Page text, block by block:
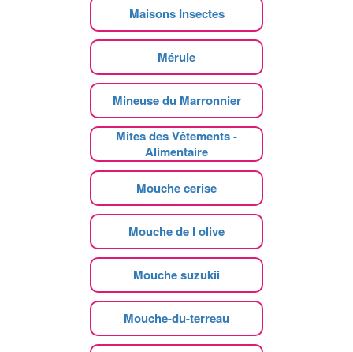
Maisons Insectes
Mérule
Mineuse du Marronnier
Mites des Vêtements -
Alimentaire
Mouche cerise
Mouche de l olive
Mouche suzukii
Mouche-du-terreau